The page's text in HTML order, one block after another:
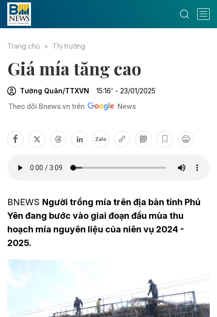
Trang chủ Thị trường
Giá mía tăng cao
Tường Quân/TTXVN 15:16' - 23/01/2025
Zalo
BNEWS Người trồng mía trên địa bàn tỉnh Phú
Yên đang bước vào giai đoạn đầu mùa thu
hoạch mía nguyên liệu của niên vụ 2024 -
2025.